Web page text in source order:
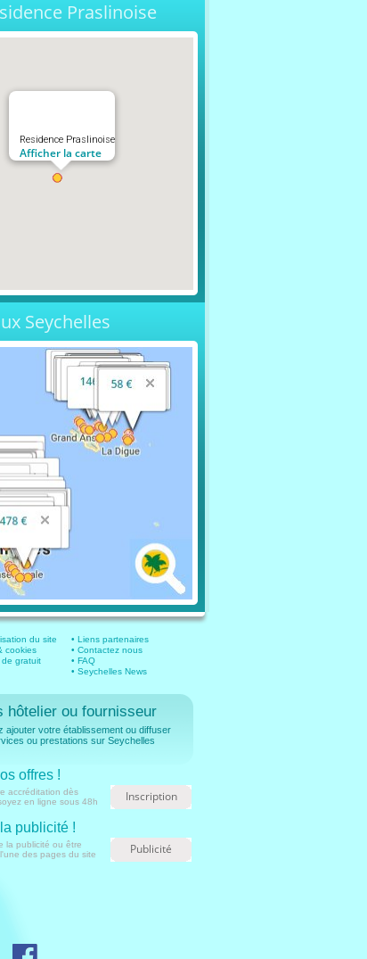
Praslinoise
Residence Praslinoise
Afficher la carte
Seychelles
du site
cookies
de gratuit
• Liens partenaires
• Contactez nous
• FAQ
• Seychelles News
hôtelier ou fournisseur
ajouter votre établissement ou diffuser
ou prestations sur Seychelles
offres !
accréditation dès
en ligne sous 48h
Inscription
publicité !
la publicité ou être
des pages du site
Publicité